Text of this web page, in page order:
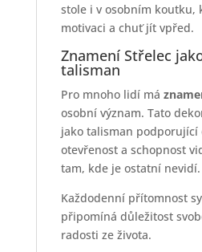
stole i v osobním koutku,
motivaci a chuť jít vpřed.
Znamení Střelec
talisman
Pro mnoho lidí má
osobní význam. Tato
jako talisman podporující
otevřenost a schopnost
tam, kde je ostatní nevidí.
Každodenní přítomnost
připomíná důležitost
radosti ze života.